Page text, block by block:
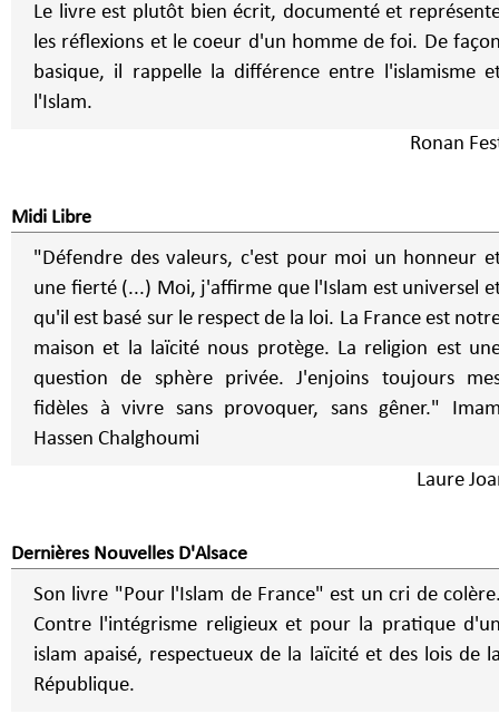
Le livre est plutôt bien écrit, documenté et
les réflexions et le coeur d'un homme de foi. De
basique, il rappelle la différence entre l'islamisme
l'Islam.
Ronan
Midi Libre
"Défendre des valeurs, c'est pour moi un honneur
une fierté (...) Moi, j'affirme que l'Islam est universel
qu'il est basé sur le respect de la loi. La France est
maison et la laïcité nous protège. La religion est
question de sphère privée. J'enjoins toujours
fidèles à vivre sans provoquer, sans gêner."
Hassen Chalghoumi
Laure
Dernières Nouvelles D'Alsace
Son livre "Pour l'Islam de France" est un cri de
Contre l'intégrisme religieux et pour la pratique
islam apaisé, respectueux de la laïcité et des lois de
République.